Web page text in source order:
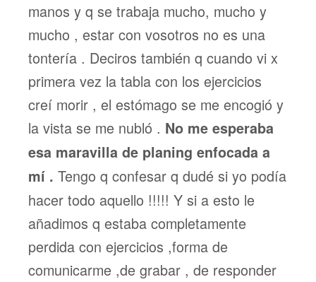
manos y q se trabaja mucho, mucho y
mucho , estar con vosotros no es una
tontería . Deciros también q cuando vi x
primera vez la tabla con los ejercicios
creí morir , el estómago se me encogió y
la vista se me nubló . No me esperaba
esa maravilla de planing enfocada a
mí . Tengo q confesar q dudé si yo podía
hacer todo aquello !!!!! Y si a esto le
añadimos q estaba completamente
perdida con ejercicios ,forma de
comunicarme ,de grabar , de responder